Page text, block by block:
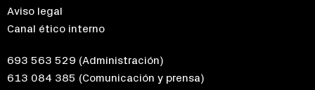
Aviso legal
Canal ético interno
693 563 529 (Administración)
613 084 385 (Comunicación y prensa)